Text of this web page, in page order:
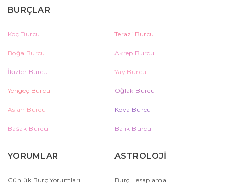
BURÇLAR
Koç Burcu Terazi Burcu
Boğa Burcu Akrep Burcu
İkizler Burcu Yay Burcu
Yengeç Burcu Oğlak Burcu
Aslan Burcu Kova Burcu
Başak Burcu Balık Burcu
YORUMLAR
Günlük Burç Yorumları
ASTROLOJİ
Burç Hesaplama